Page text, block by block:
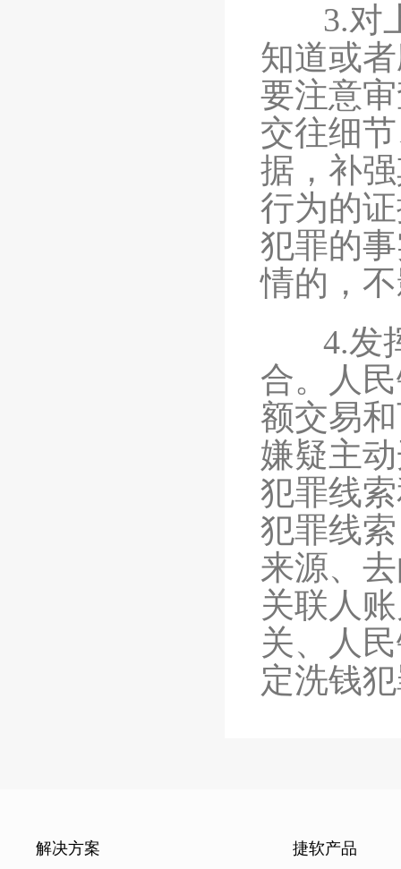
3.对上
知道或
要注意
交往细
据，补
行为的
犯罪的
情的，
4.发挥
合。人
额交易
嫌疑主
犯罪线
犯罪线
来源、
关联人
关、人
定洗钱
解决方案 捷软产品